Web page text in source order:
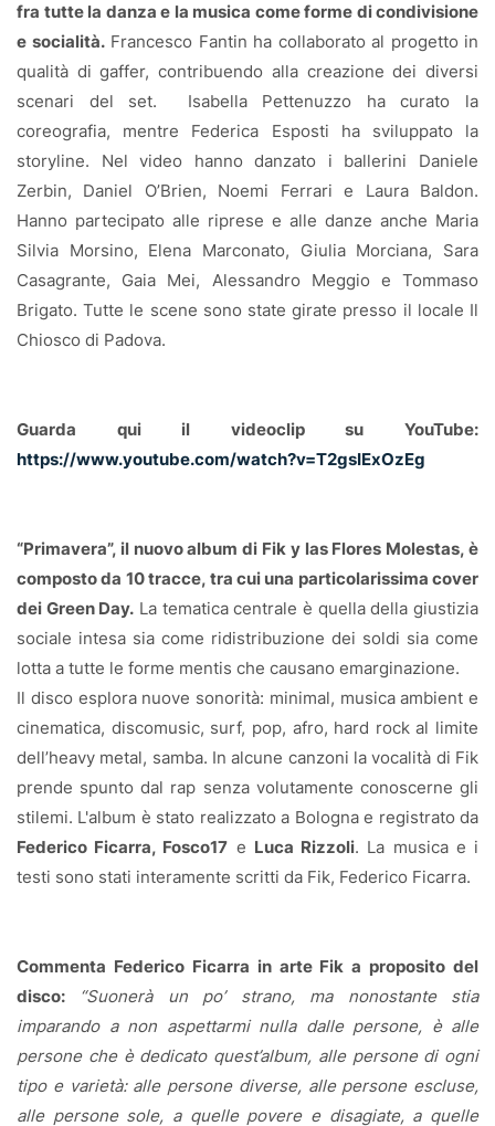
fra tutte la danza e la musica come forme di condivisione
e socialità.Francesco Fantin ha collaborato al progetto in
qualità di gaffer, contribuendo alla creazione dei diversi
scenari del set.
Isabella Pettenuzzo ha curato la
coreografia, mentre Federica Esposti ha sviluppato la
storyline. Nel video hanno danzato i ballerini Daniele
Zerbin, Daniel O’Brien, Noemi Ferrari e Laura Baldon.
Hanno partecipato alle riprese e alle danze anche Maria
Silvia Morsino, Elena Marconato, Giulia Morciana, Sara
Casagrante, Gaia Mei, Alessandro Meggio e Tommaso
Brigato. Tutte le scene sono state girate presso il locale Il
Chiosco di Padova.
Guarda qui il videoclip su YouTube:
https://www.youtube.com/watch?v=T2gsIExOzEg
“Primavera”, il nuovo album di Fik y las Flores Molestas, è
composto da 10 tracce, tra cui una particolarissima cover
dei Green Day. La tematica centrale è quella della giustizia
sociale intesa sia come ridistribuzione dei soldi sia come
lotta a tutte le forme mentis che causano emarginazione.
Il disco esplora nuove sonorità: minimal, musica ambient e
cinematica, discomusic, surf, pop, afro, hard rock al limite
dell’heavy metal, samba. In alcune canzoni la vocalità di Fik
prende spunto dal rap senza volutamente conoscerne gli
stilemi. L'album è stato realizzato a Bologna e registrato da
Federico Ficarra, Fosco17 e Luca Rizzoli. La musica e i
testi sono stati interamente scritti da Fik, Federico Ficarra.
Commenta Federico Ficarra in arte Fik a proposito del
disco:
“Suonerà un po’ strano, ma nonostante stia
imparando a non aspettarmi nulla dalle persone, è alle
persone che è dedicato quest’album, alle persone di ogni
tipo e varietà: alle persone diverse, alle persone escluse,
alle persone sole, a quelle povere e disagiate, a quelle